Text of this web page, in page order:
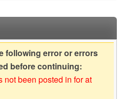
following error or errors
before continuing:
not been posted in for at